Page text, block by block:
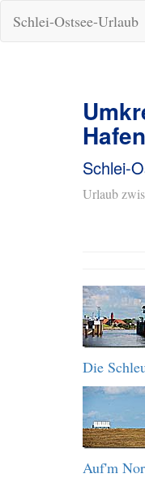
Schlei-Ostsee-Urlaub
Schlei-
Urlaub
Die
Auf'm